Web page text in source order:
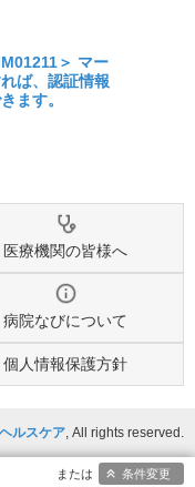
医療機関の皆様へ
病院なびについて
個人情報保護方針
ルスケア, All rights reserved.
条件変更